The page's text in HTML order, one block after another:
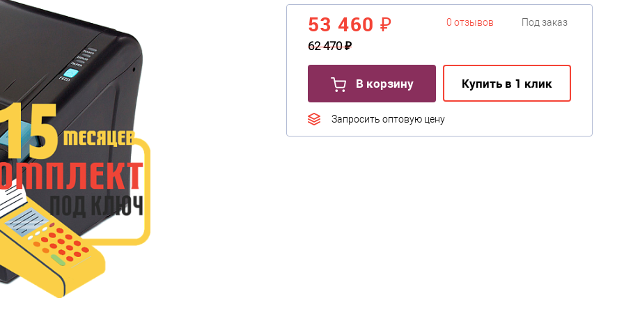
53 460 ₽
62 470 ₽
0 отзывов Под заказ
В корзину Купить в 1 клик
Запросить оптовую цену